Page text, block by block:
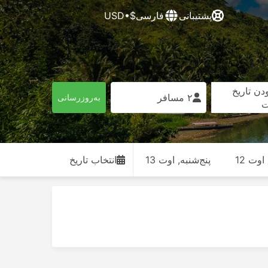
پشتیبانی فارسی$•USD
تاریخ
۲ مسافر به‌روزرسانی
12 پنج‌شنبه, اوت 13 انتخاب تاریخ